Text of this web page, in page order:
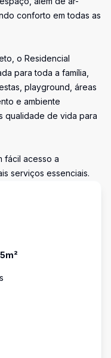
conforto em todas as
o Residencial
para toda a família,
playground, áreas
e ambiente
qualidade de vida para
fácil acesso a
serviços essenciais.
m²
s